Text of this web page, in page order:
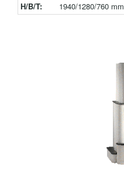
H/B/T:
1940/1280/760 mm